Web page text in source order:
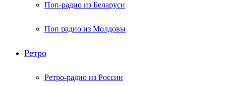
Поп-радио из Беларуси
Поп радио из Молдовы
Ретро
Ретро-радио из России